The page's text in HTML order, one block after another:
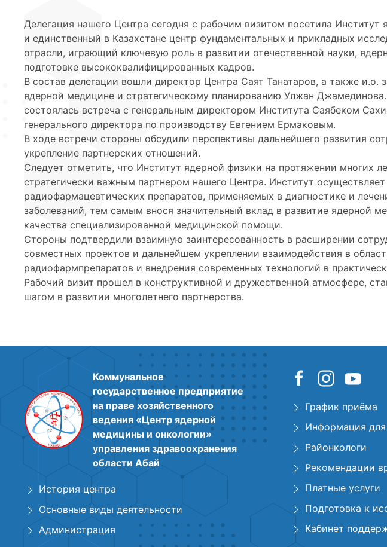
Делегация нашего Центра сегодня с рабочим визитом посетила
и единственный в Казахстане центр фундаментальных и прикладных
отрасли, играющий ключевую роль в развитии отечественной науки,
подготовке высококвалифицированных кадров.
В состав делегации вошли директор Центра Саят Танатаров, а также и.о.
ядерной медицине и стратегическому планированию Улжан
состоялась встреча с генеральным директором Института Саябеком
генерального директора по производству Евгением Ермаковым.
В ходе встречи стороны обсудили перспективы дальнейшего развития
укрепление партнерских отношений.
Следует отметить, что Институт ядерной физики на протяжении многих
стратегически важным партнером нашего Центра. Институт
радиофармацевтических препаратов, применяемых в диагностике и
заболеваний, тем самым внося значительный вклад в развитие ядерной
качества специализированной медицинской помощи.
Стороны подтвердили взаимную заинтересованность в расширении
совместных проектов и дальнейшем укреплении взаимодействия в
радиофармпрепаратов и внедрения современных технологий в
Рабочий визит прошел в конструктивной и дружественной атмосфере,
шагом в развитии многолетнего партнерства.
Коммунальное
государственное предприятие
на праве хозяйственного
ведения «Центр ядерной
медицины и онкологии»
управления здравоохранения
области Абай
История центра
Основные виды деятельности
Администрация
График приёма
Информация для
Районкологи
Рекомендации
Платные услуги
Подготовка к
Кабинет